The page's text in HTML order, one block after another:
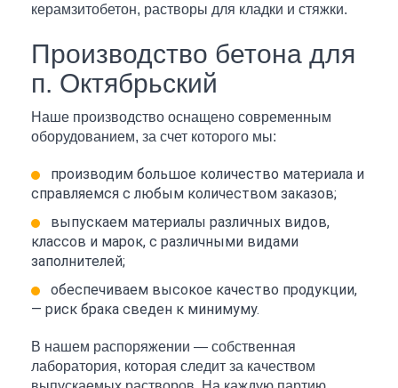
керамзитобетон, растворы для кладки и стяжки.
Производство бетона для
п. Октябрьский
Наше производство оснащено современным
оборудованием, за счет которого мы:
производим большое количество материала и
справляемся с любым количеством заказов;
выпускаем материалы различных видов,
классов и марок, с различными видами
заполнителей;
обеспечиваем высокое качество продукции,
— риск брака сведен к минимуму.
В нашем распоряжении — собственная
лаборатория, которая следит за качеством